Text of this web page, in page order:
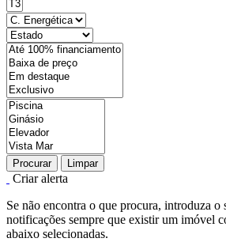
Procurar Limpar
Criar alerta
Se não encontra o que procura, introduza o
notificações sempre que existir um imóvel
abaixo selecionadas.